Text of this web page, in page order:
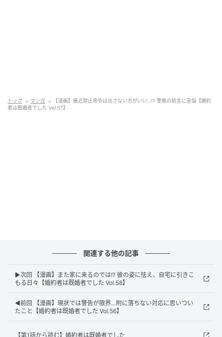
トップ マンガ
【漫画】接近禁止命令は出さない方がいい…!? 警察の助言に苦悩【婚約
者は既婚者でした Vol.57】
関連する他の記事
▶次回 【漫画】また家に来るのでは!? 彼の姿に怯え、自宅に引きこ
もる日々【婚約者は既婚者でした Vol.58】
◀前回 【漫画】現状では警告が限界…附に落ちない対応に思いつい
たこと【婚約者は既婚者でした Vol.56】
【第1話から読む】婚約者は既婚者でした